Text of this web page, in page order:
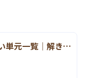
単元一覧｜解き…